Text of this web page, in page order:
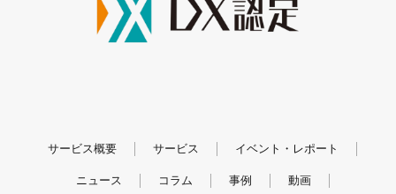
サービス概要 サービス イベント・レポート
ニュース コラム 事例 動画